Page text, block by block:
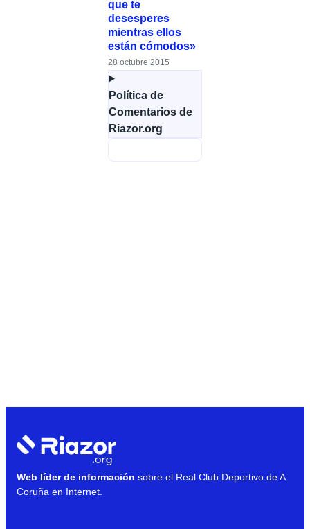
que te
desesperes
mientras ellos
están cómodos»
28 octubre 2015
Política de
Comentarios de
Riazor.org
Web líder de información sobre el Real Club Deportivo de A
Coruña en Internet.